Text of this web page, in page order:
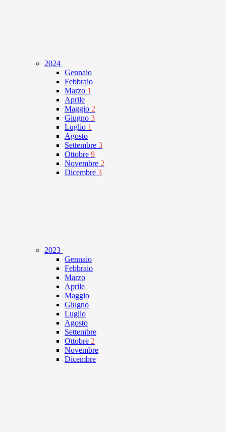
2024
Gennaio
Febbraio
Marzo 1
Aprile
Maggio 2
Giugno 3
Luglio 1
Agosto
Settembre 3
Ottobre 9
Novembre 2
Dicembre 3
2023
Gennaio
Febbraio
Marzo
Aprile
Maggio
Giugno
Luglio
Agosto
Settembre
Ottobre 2
Novembre
Dicembre